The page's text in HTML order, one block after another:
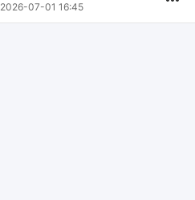
2026-07-01 16:45